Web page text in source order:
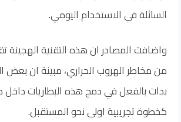
السائلة في الاستخدام اليومي.
واضافت المصادر ان هذه التقنية الهجينة
من مخاطر الهروب الحراري، مبينة ان بعض
بدات بالفعل في دمج هذه البطاريات داخل
كخطوة تجريبية اولى نحو المستقبل.